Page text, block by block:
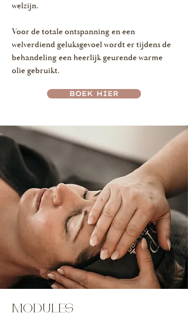
welzijn.
Voor de totale ontspanning en een
welverdiend geluksgevoel wordt er tijdens de
behandeling een heerlijk geurende warme
olie gebruikt.
BOEK HIER
MODULES